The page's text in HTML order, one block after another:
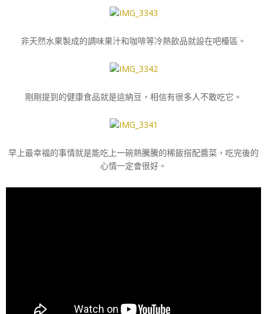
非天然水果製成的調味果汁和咖啡等冷熱飲品就設在吧檯區。
剛剛提到的健康食品就是這納豆，相信有很多人不敢吃它。
早上最幸福的事情就是能吃上一碗熱騰騰的稀飯搭配醬菜，吃完後的
心情一定會很好。